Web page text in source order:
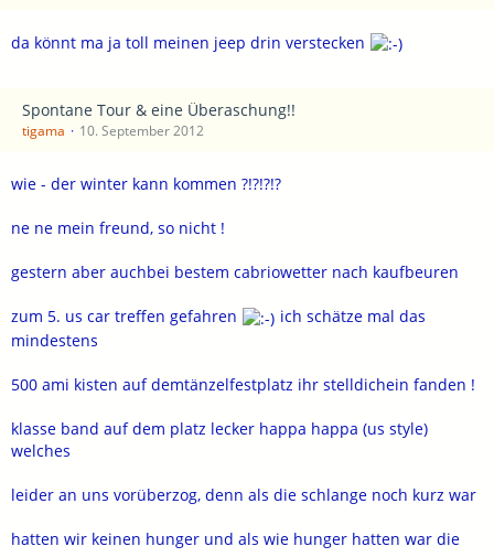
da könnt ma ja toll meinen jeep drin verstecken
Spontane Tour & eine Überaschung!!
tigama 10. September 2012
wie - der winter kann kommen ?!?!?!?
ne ne mein freund, so nicht !
gestern aber auchbei bestem cabriowetter nach kaufbeuren
zum 5. us car treffen gefahren
ich schätze mal das
mindestens
500 ami kisten auf demtänzelfestplatz ihr stelldichein fanden !
klasse band auf dem platz lecker happa happa (us style)
welches
leider an uns vorüberzog, denn als die schlange noch kurz war
hatten wir keinen hunger und als wie hunger hatten war die